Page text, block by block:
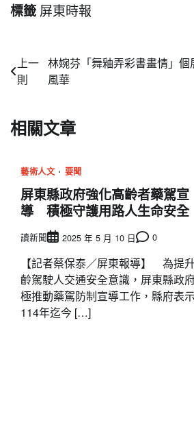
標籤 屏東時報
文
章
導
覽
上一
則
林婉芬「舞釉弄彩書畫情」
風華
相關文章
藝術人文 要聞
屏東縣政府強化高齡者藥駕宣
導 積極守護用路人生命安全
讀新聞 2025 年 5 月 10 日 0
【記者蔡保泰／屏東報導】 為提
齡駕駛人交通安全意識，屏東縣政
極推動藥駕防制宣導工作，縣府表
114年迄今 […]